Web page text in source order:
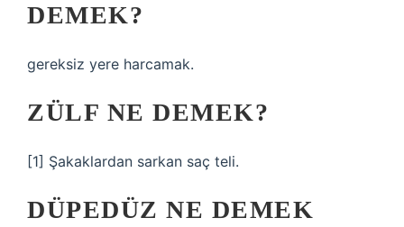
DEMEK?
gereksiz yere harcamak.
ZÜLF NE DEMEK?
[1] Şakaklardan sarkan saç teli.
DÜPEDÜZ NE DEMEK